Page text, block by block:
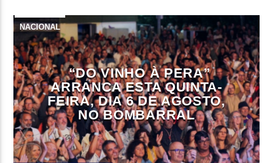
NACIONAL
“DO VINHO À PERA”
ARRANCA ESTA QUINTA-
FEIRA, DIA 6 DE AGOSTO,
NO BOMBARRAL